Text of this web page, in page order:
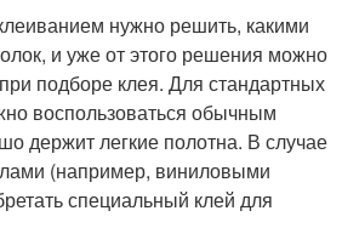
нужно решить, какими
и уже от этого решения можно
подборе клея. Для стандартных
воспользоваться обычным
держит легкие полотна. В случае
(например, виниловыми
специальный клей для